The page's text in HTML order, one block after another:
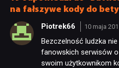
na fałszywe kody do
Piotrek66 10 maja
Bezczelność ludzka
fanowskich serwisów
swoim użytkownikom